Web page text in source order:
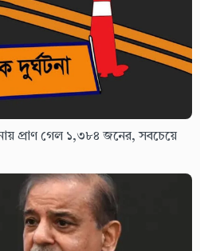
প্রাণ গেল ১,৩৮৪ জনের, সবচেয়ে